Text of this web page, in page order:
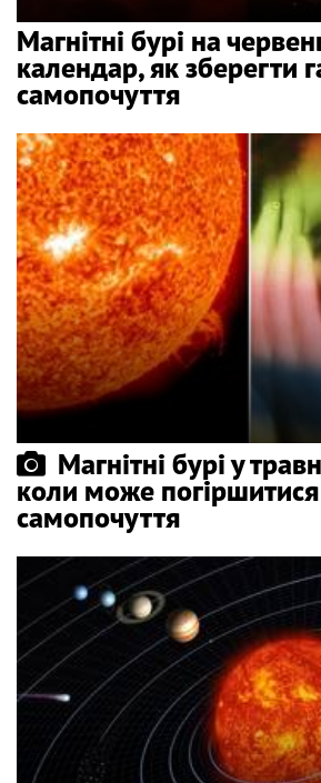
Магнітні бурі на
календар, як зберегти
самопочуття
Магнітні бурі у
коли може погіршитися
самопочуття